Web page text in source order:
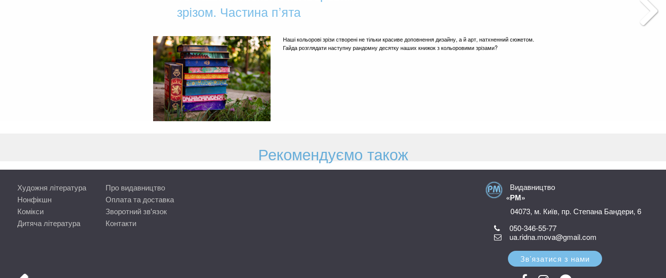
зрізом. Частина п’ята
Наші кольорові зрізи створені не тільки красиве доповнення дизайну, а й арт, натхненний сюжетом.
Гайда розглядати наступну рандомну десятку наших книжок з кольоровими зрізами?
Рекомендуємо також
Художня література
Нонфікшн
Комікси
Дитяча література
Про видавництво
Оплата та доставка
Зворотний зв'язок
Контакти
Видавництво
«РМ»
04073, м. Київ, пр. Степана Бандери, 6
050-346-55-77
ua.ridna.mova@gmail.com
Зв’язатися з нами